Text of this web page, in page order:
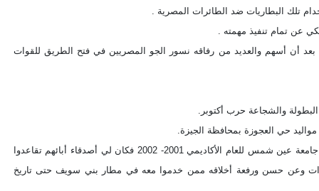
تلك البطاريات ضد الطائرات المصرية .
عن تمام تنفيذ مهمته .
أن أسهم والعديد من رفاقه نسور الجو المصريين في فتح الطريق للقوات
والشجاعة حرب أكتوبر.
بدأ شبح الشهيد عاطف السادات يطاردني منذ أن التحقت بالدراسات العليا بكلية الآداب قسم الإعلام جامعة عين شمس للعام الأكاديمي 2001- 2002 فكان لي أصدقاء أبائهم تقاعدوا
حسن ورفعة أخلاقه ممن خدموا معه في مطار بني سويف حتى تاريخ